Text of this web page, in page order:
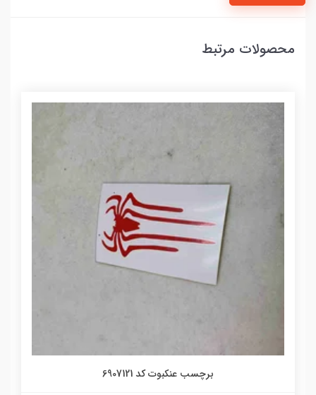
محصولات مرتبط
برچسب عنکبوت کد 6907121